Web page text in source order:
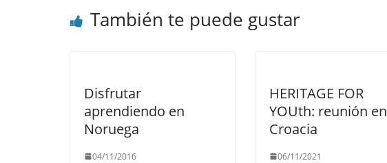
También te puede gustar
Disfrutar
aprendiendo en
Noruega
04/11/2016
HERITAGE FOR
YOUth: reunión en
Croacia
06/11/2021